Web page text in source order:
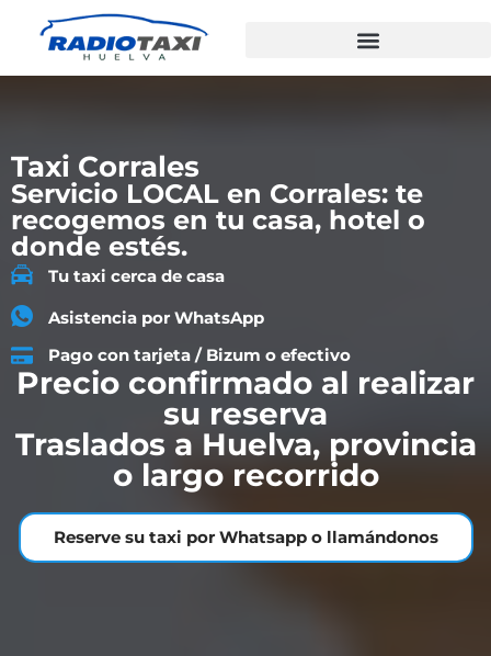
Taxi Corrales
Servicio LOCAL en Corrales: te
recogemos en tu casa, hotel o
donde estés.
Tu taxi cerca de casa
Asistencia por WhatsApp
Pago con tarjeta / Bizum o efectivo
Precio confirmado al realizar
su reserva
Traslados a Huelva, provincia
o largo recorrido
Reserve su taxi por Whatsapp o llamándonos